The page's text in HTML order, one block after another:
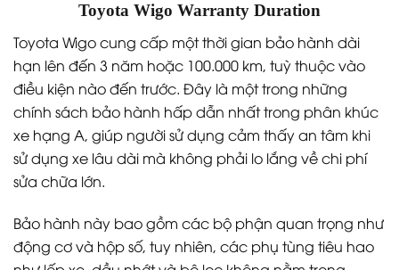
Toyota Wigo Warranty Duration
Toyota Wigo cung cấp một thời gian bảo hành dài
hạn lên đến 3 năm hoặc 100.000 km, tuỳ thuộc vào
điều kiện nào đến trước. Đây là một trong những
chính sách bảo hành hấp dẫn nhất trong phân khúc
xe hạng A, giúp người sử dụng cảm thấy an tâm khi
sử dụng xe lâu dài mà không phải lo lắng về chi phí
sửa chữa lớn.
Bảo hành này bao gồm các bộ phận quan trọng như
động cơ và hộp số, tuy nhiên, các phụ tùng tiêu hao